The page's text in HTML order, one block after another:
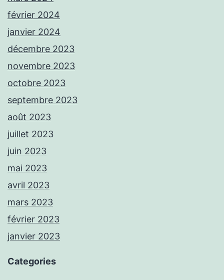
février 2024
janvier 2024
décembre 2023
novembre 2023
octobre 2023
septembre 2023
août 2023
juillet 2023
juin 2023
mai 2023
avril 2023
mars 2023
février 2023
janvier 2023
Categories